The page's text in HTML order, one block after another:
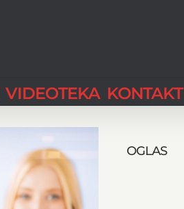
VIDEOTEKA KONTAKT
OGLAS